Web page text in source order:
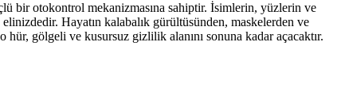
bir otokontrol mekanizmasına sahiptir. İsimlerin, yüzlerin ve
Hayatın kalabalık gürültüsünden, maskelerden ve
hür, gölgeli ve kusursuz gizlilik alanını sonuna kadar açacaktır.